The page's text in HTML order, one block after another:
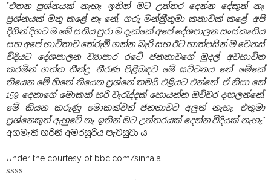
"එතන ප්‍රශ්නයක් නැහැ. ඉතින් මට උත්තර දෙන්න දේකුත් නෑ.
ප්‍රශ්නයක් මතු කළේ නෑ නේ, ගරු මන්ත්‍රීතුමා කතාවක් කළේ. අපි
දිගින් දිගට ම මේ සතිය පුරා ම දැක්කේ අපේ දේශපාලන සංස්කෘතිය
සහ අපේ භාවිතාව තේරුම් ගන්න බැරි සහ ඊට හාත්පසින් ම වෙනස්
විදියට දේශපාලන ව්‍යාපාර රටේ ජනතාවගේ මුදල් අවභාවිත
කරමින් ගත්ත තීන්දු, තීරණ පිළිබඳව මේ ඝට්ටනය නේ. මේකේ
තියෙන මේ හිතේ තියෙන ප්‍රශ්නේ තමයි එළියට එන්නේ. ඒ නිසා නේ
159 දෙනාගේ මොකක් හරි වැරැද්දක් හොයන්න ඔච්චර දඟලන්නේ.
මේ කියන කරුණු මොකක්වත් ජනතාවට අලුත් නැහැ. එතුමා
ප්‍රශ්නෙකුත් ඇහුවේ නෑ. ඉතින් මට උත්තරයක් දෙන්න විදියක් නැහැ,"
අගමැති හරිනි අමරසූරිය පැවසුවා ය.
Under the courtesy of bbc.com/sinhala
ssss